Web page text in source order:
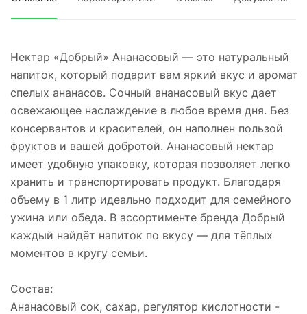
Нектар «Добрый» Ананасовый — это натуральный
напиток, который подарит вам яркий вкус и аромат
спелых ананасов. Сочный ананасовый вкус дает
освежающее наслаждение в любое время дня. Без
консервантов и красителей, он наполнен пользой
фруктов и вашей добротой. Ананасовый нектар
имеет удобную упаковку, которая позволяет легко
хранить и транспортировать продукт. Благодаря
объему в 1 литр идеально подходит для семейного
ужина или обеда. В ассортименте бренда Добрый
каждый найдёт напиток по вкусу — для тёплых
моментов в кругу семьи.
Состав:
Ананасовый сок, сахар, регулятор кислотности -